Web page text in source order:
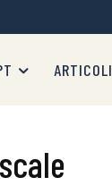
ARTICOLI